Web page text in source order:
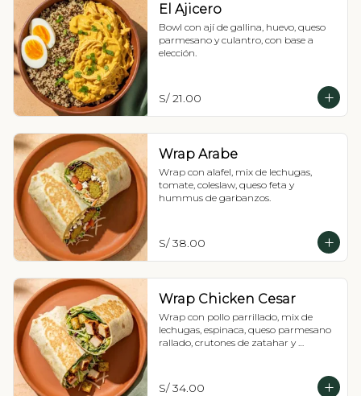
El Ajicero
Bowl con ají de gallina, huevo, queso
parmesano y culantro, con base a
elección.
S/ 21.00
Wrap Arabe
Wrap con alafel, mix de lechugas,
tomate, coleslaw, queso feta y
hummus de garbanzos.
S/ 38.00
Wrap Chicken Cesar
Wrap con pollo parrillado, mix de
lechugas, espinaca, queso parmesano
rallado, crutones de zatahar y
S/ 34.00